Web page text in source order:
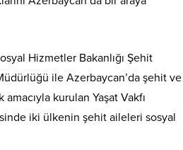
Hizmetler Bakanlığı Şehit
ile Azerbaycan’da şehit ve
kurulan Yaşat Vakfı
iki ülkenin şehit aileleri sosyal